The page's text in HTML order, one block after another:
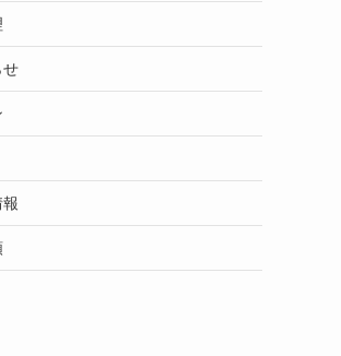
せ
報